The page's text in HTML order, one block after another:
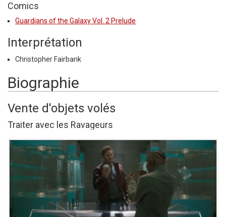
Comics
Guardians of the Galaxy Vol. 2 Prelude
Interprétation
Christopher Fairbank
Biographie
Vente d'objets volés
Traiter avec les Ravageurs